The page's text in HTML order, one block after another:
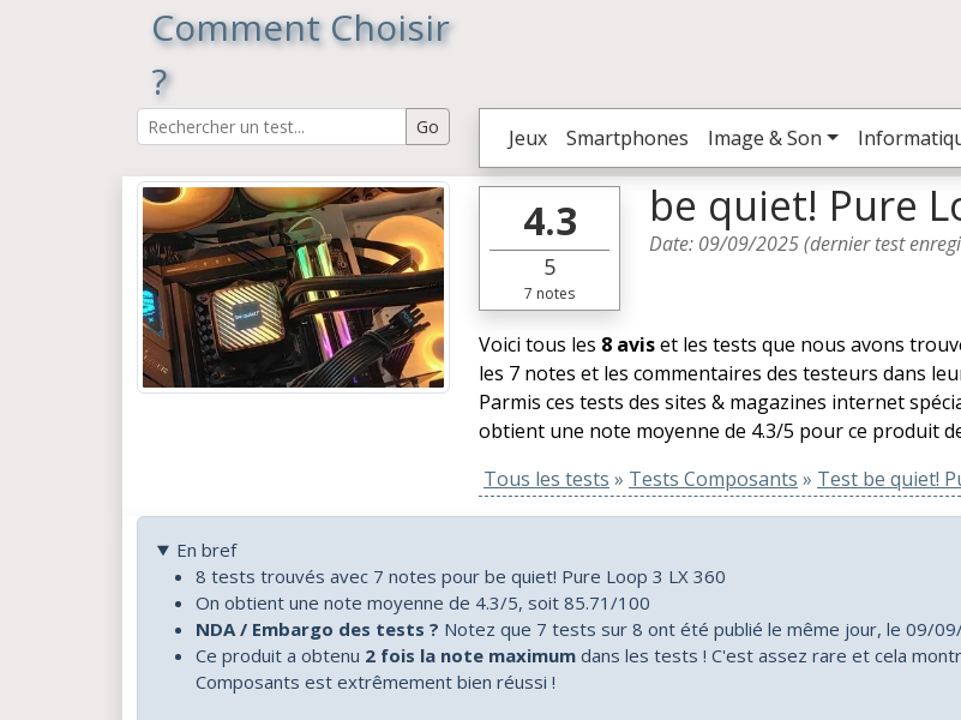
Comment Choisir
?
Jeux Smartphones Image & Son
4.3
5
7 notes
be quiet! Pure
Date: 09/09/2025(dernier test
Voici tous les 8 aviset les tests que nous avons
les 7 notes et les commentaires des testeurs dans
Parmis ces tests des sites & magazines internet
obtient une note moyenne de 4.3/5 pour ce produit
Tous les tests » Tests Composants » Test be quiet!
En bref
8 tests trouvés avec 7 notes pour be quiet! Pure Loop 3 LX 360
On obtient une note moyenne de 4.3/5, soit 85.71/100
NDA / Embargo des tests ? Notez que 7 tests sur 8 ont été publié le même jour, le 09/
Ce produit a obtenu 2 fois la note maximum dans les tests ! C'est assez rare et cela
Composants est extrêmement bien réussi !